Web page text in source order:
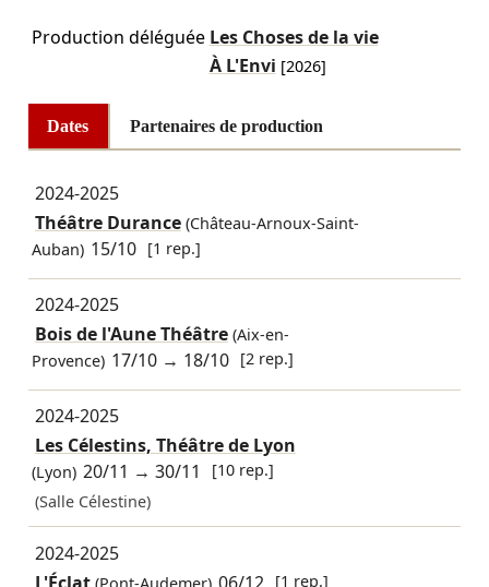
Production déléguée Les Choses de la vie
À L'Envi [2026]
Dates Partenaires de production
2024-2025
Théâtre Durance(Château-Arnoux-Saint-
Auban) 15/10 [1 rep.]
2024-2025
Bois de l'Aune Théâtre(Aix-en-
Provence) 17/10 → 18/10 [2 rep.]
2024-2025
Les Célestins, Théâtre de Lyon
(Lyon) 20/11 →30/11
[10 rep.]
(Salle Célestine)
2024-2025
[1 rep.]